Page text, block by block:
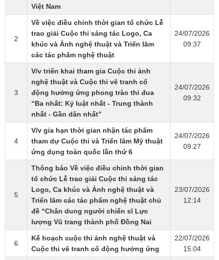
Việt Nam
2
Về việc điều chỉnh thời gian tổ chức Lễ
trao giải Cuộc thi sáng tác Logo, Ca
khúc và Ảnh nghệ thuật và Triển lãm
các tác phẩm nghệ thuật
24/07/2026
09:37
3
V/v triển khai tham gia Cuộc thi ảnh
nghệ thuật và Cuộc thi vẽ tranh cổ
động hưởng ứng phong trào thi đua
“Ba nhất: Kỷ luật nhất - Trung thành
nhất - Gần dân nhất”
24/07/2026
09:32
4
V/v gia hạn thời gian nhận tác phẩm
tham dự Cuộc thi và Triển lãm Mỹ thuật
ứng dụng toàn quốc lần thứ 6
24/07/2026
09:27
5
Thông báo Về việc điều chỉnh thời gian
tổ chức Lễ trao giải Cuộc thi sáng tác
Logo, Ca khúc và Ảnh nghệ thuật và
Triển lãm các tác phẩm nghệ thuật chủ
đề “Chân dung người chiến sĩ Lực
lượng Vũ trang thành phố Đồng Nai
23/07/2026
12:14
6
Kế hoạch cuộc thi ảnh nghệ thuật và
Cuộc thi vẽ tranh cổ động hưởng ứng
22/07/2026
15:04